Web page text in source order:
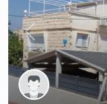
Previous